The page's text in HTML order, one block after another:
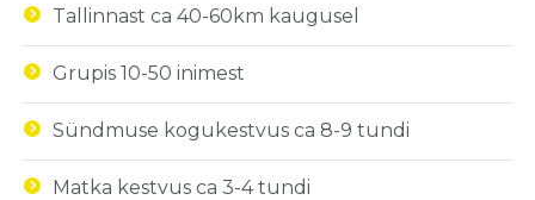
Tallinnast ca 40-60km kaugusel
Grupis 10-50 inimest
Sündmuse kogukestvus ca 8-9 tundi
Matka kestvus ca 3-4 tundi